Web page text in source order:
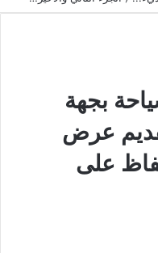
بجهة
عرض
على